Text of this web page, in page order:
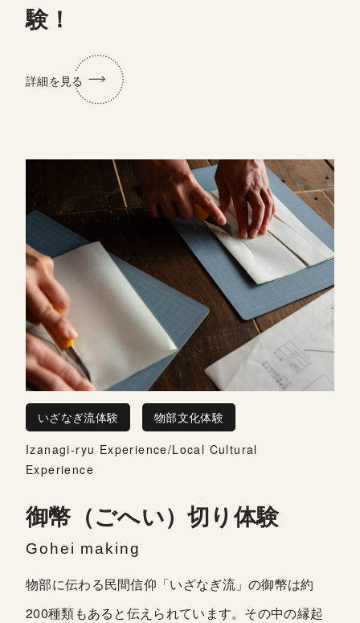
験！
詳細を見る
いざなぎ流体験
物部文化体験
Izanagi-ryu Experience/Local Cultural
Experience
御幣（ごへい）切り体験
Gohei making
物部に伝わる民間信仰「いざなぎ流」の御幣は約
200種類もあると伝えられています。その中の縁起